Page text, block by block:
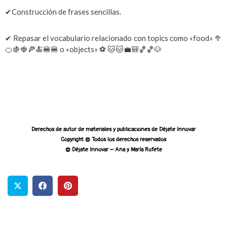
✔Construcción de frases sencillas.
✔ Repasar el vocabulario relacionado con topics como «food» 🥦
🍊🍇🍓 🍕🍝🍔🍔 o «objects» ⚽ 🐱🐱💼🎒🏀 🏀🐶
Derechos de autor de materiales y publicaciones de Déjate Innovar
Copyright © Todos los derechos reservados
© Déjate Innovar – Ana y María Rufete